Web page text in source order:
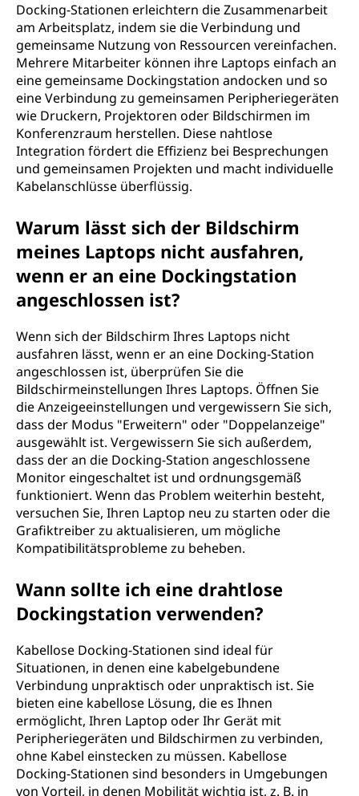
Docking-Stationen erleichtern die Zusammenarbeit
am Arbeitsplatz, indem sie die Verbindung und
gemeinsame Nutzung von Ressourcen vereinfachen.
Mehrere Mitarbeiter können ihre Laptops einfach an
eine gemeinsame Dockingstation andocken und so
eine Verbindung zu gemeinsamen Peripheriegeräten
wie Druckern, Projektoren oder Bildschirmen im
Konferenzraum herstellen. Diese nahtlose
Integration fördert die Effizienz bei Besprechungen
und gemeinsamen Projekten und macht individuelle
Kabelanschlüsse überflüssig.
Warum lässt sich der Bildschirm
meines Laptops nicht ausfahren,
wenn er an eine Dockingstation
angeschlossen ist?
Wenn sich der Bildschirm Ihres Laptops nicht
ausfahren lässt, wenn er an eine Docking-Station
angeschlossen ist, überprüfen Sie die
Bildschirmeinstellungen Ihres Laptops. Öffnen Sie
die Anzeigeeinstellungen und vergewissern Sie sich,
dass der Modus "Erweitern" oder "Doppelanzeige"
ausgewählt ist. Vergewissern Sie sich außerdem,
dass der an die Docking-Station angeschlossene
Monitor eingeschaltet ist und ordnungsgemäß
funktioniert. Wenn das Problem weiterhin besteht,
versuchen Sie, Ihren Laptop neu zu starten oder die
Grafiktreiber zu aktualisieren, um mögliche
Kompatibilitätsprobleme zu beheben.
Wann sollte ich eine drahtlose
Dockingstation verwenden?
Kabellose Docking-Stationen sind ideal für
Situationen, in denen eine kabelgebundene
Verbindung unpraktisch oder unpraktisch ist. Sie
bieten eine kabellose Lösung, die es Ihnen
ermöglicht, Ihren Laptop oder Ihr Gerät mit
Peripheriegeräten und Bildschirmen zu verbinden,
ohne Kabel einstecken zu müssen. Kabellose
Docking-Stationen sind besonders in Umgebungen
von Vorteil, in denen Mobilität wichtig ist, z. B. in